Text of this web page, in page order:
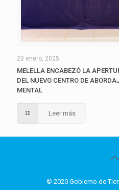
23 enero, 2025
MELELLA ENCABEZÓ LA
DEL NUEVO CENTRO DE
MENTAL
Leer más
© 2020 Gobierno de